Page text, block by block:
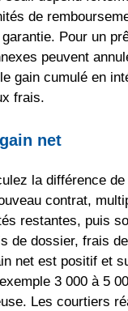
de
Pour un
peuvent
gain cumulé en
frais.
net
la différence
contrat,
restantes, puis
de dossier, frais
net est positif et
3 000 à 5
Les courtiers